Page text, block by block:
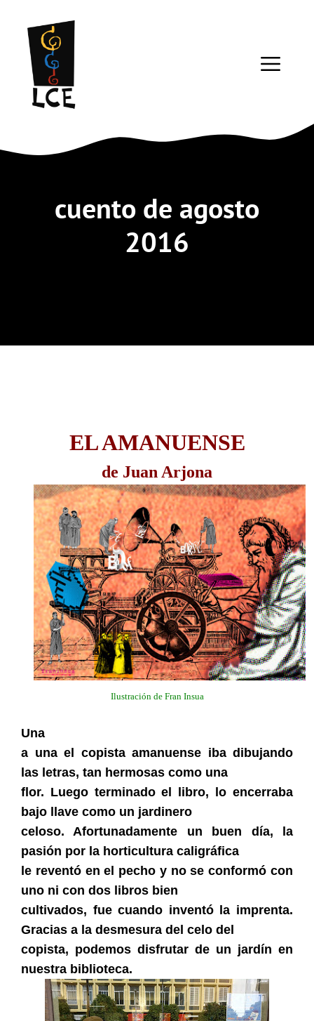
contenido
cuento de agosto
2016
EL AMANUENSE
de Juan Arjona
Ilustración de Fran Insua
Una
a una el copista amanuense iba dibujando
las letras, tan hermosas como una
flor. Luego terminado el libro, lo encerraba
bajo llave como un jardinero
celoso. Afortunadamente un buen día, la
pasión por la horticultura caligráfica
le reventó en el pecho y no se conformó con
uno ni con dos libros bien
cultivados, fue cuando inventó la imprenta.
Gracias a la desmesura del celo del
copista, podemos disfrutar de un jardín en
nuestra biblioteca.